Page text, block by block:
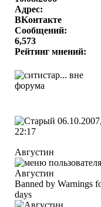
Адрес:
BKонтактe
Сообщений:
6,573
Рейтинг мнений:
06.10.2007,
22:17
Августин
Banned by Warnings
days